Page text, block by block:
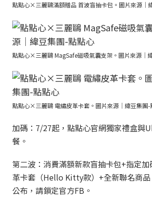
點點心×三麗鷗滿額贈品 首波盲抽卡包。圖片來源｜
點點心×三麗鷗 MagSafe磁吸氣囊支架。圖片來源｜
點點心×三麗鷗 電繡皮革卡套。圖片來源｜緯豆集團-
加碼：7/27起，點點心官網獨家禮盒與
餐。
第二波：消費滿額新款盲抽卡包+指定
革卡套（Hello Kitty款）+全新聯名商
公布，請鎖定官方FB。